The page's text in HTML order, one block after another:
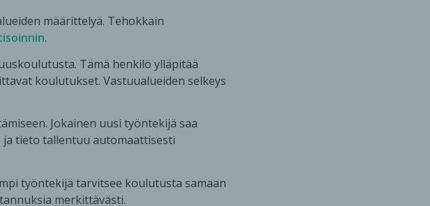
määrittelyä. Tehokkain
.
Tämä henkilö ylläpitää
koulutukset. Vastuualueiden selkeys
Jokainen uusi työntekijä saa
tieto tallentuu automaattisesti
työntekijä tarvitsee koulutusta samaan
merkittävästi.